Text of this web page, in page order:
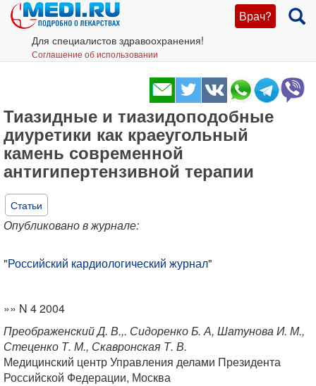
Врач?
Для специалистов здравоохранения!
Соглашение об использовании
Тиазидные и тиазидоподобные
диуретики как краеугольный
камень современной
антигипертензивной терапии
Статьи
Опубликовано в журнале:
"Российский кардиологический журнал"
»» N 4 2004
Преображенский Д. В.,. Сидоренко Б. А, Шатунова И. М.,
Стеценко Т. М., Скавронская Т. В.
Медицинский центр Управления делами Президента
Российской Федерации, Москва